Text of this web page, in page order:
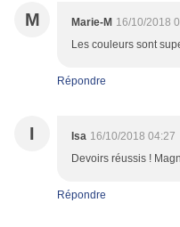
M Marie-M 16/10/2018
Les couleurs sont
Répondre
I Isa 16/10/2018 04:27
Devoirs réussis !
Répondre